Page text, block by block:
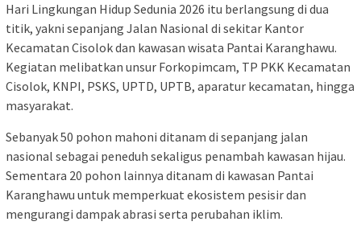
Hari Lingkungan Hidup Sedunia 2026 itu berlangsung di dua
titik, yakni sepanjang Jalan Nasional di sekitar Kantor
Kecamatan Cisolok dan kawasan wisata Pantai Karanghawu.
Kegiatan melibatkan unsur Forkopimcam, TP PKK Kecamatan
Cisolok, KNPI, PSKS, UPTD, UPTB, aparatur kecamatan, hingga
masyarakat.
Sebanyak 50 pohon mahoni ditanam di sepanjang jalan
nasional sebagai peneduh sekaligus penambah kawasan hijau.
Sementara 20 pohon lainnya ditanam di kawasan Pantai
Karanghawu untuk memperkuat ekosistem pesisir dan
mengurangi dampak abrasi serta perubahan iklim.